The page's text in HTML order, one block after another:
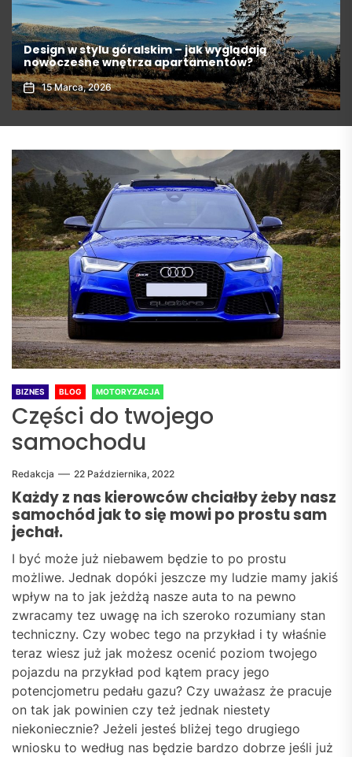
Jak funkcjonalna zabudowa loggi pozwala
stworzyć całoroczny kącik do relaksu?
19 Czerwca, 2026
BIZNES BLOG MOTORYZACJA
Części do twojego
samochodu
Redakcja 22 Października, 2022
Każdy z nas kierowców chciałby żeby nasz
samochód jak to się mowi po prostu sam
jechał.
I być może już niebawem będzie to po prostu
możliwe. Jednak dopóki jeszcze my ludzie mamy jakiś
wpływ na to jak jeżdżą nasze auta to na pewno
zwracamy tez uwagę na ich szeroko rozumiany stan
techniczny. Czy wobec tego na przykład i ty właśnie
teraz wiesz już jak możesz ocenić poziom twojego
pojazdu na przykład pod kątem pracy jego
potencjometru pedału gazu? Czy uważasz że pracuje
on tak jak powinien czy też jednak niestety
niekoniecznie? Jeżeli jesteś bliżej tego drugiego
wniosku to według nas będzie bardzo dobrze jeśli już